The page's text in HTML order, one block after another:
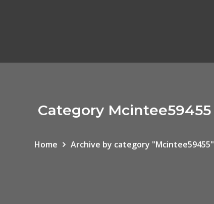
Category Mcintee59455
Home Archive by category "Mcintee59455"